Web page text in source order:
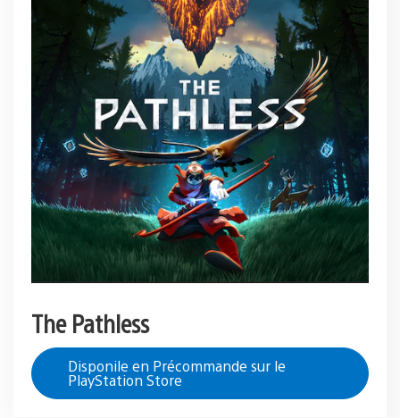
The Pathless
Disponile en Précommande sur le
PlayStation Store